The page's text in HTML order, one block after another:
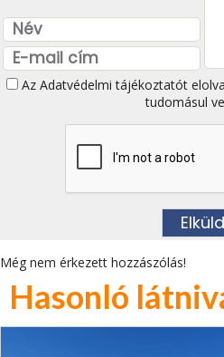
Az Adatvédelmi tájékoztatót
tudomásul
Még nem érkezett hozzászólás!
Hasonló